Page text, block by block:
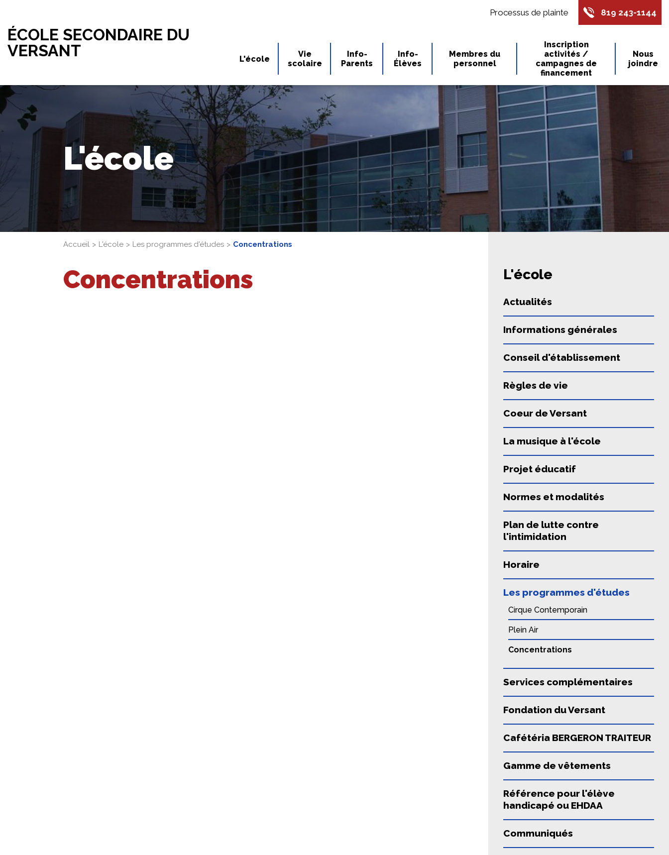
ÉCOLE SECONDAIRE DU
VERSANT
Processus de plainte 819 243-1144
L'école
Vie
scolaire
Info-
Parents
Info-
Élèves
Membres du
personnel
Inscription
activités /
campagnes de
financement
Nous
joindre
L'école
Accueil L'école Les programmes d'études Concentrations
Concentrations L'école
Actualités
Informations générales
Conseil d'établissement
Règles de vie
Coeur de Versant
La musique à l'école
Projet éducatif
Normes et modalités
Plan de lutte contre
l'intimidation
Horaire
Les programmes d'études
Cirque Contemporain
Plein Air
Concentrations
Services complémentaires
Fondation du Versant
Cafétéria BERGERON TRAITEUR
Gamme de vêtements
Référence pour l'élève
handicapé ou EHDAA
Communiqués